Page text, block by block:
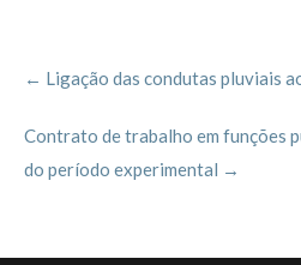
o
k
navigation
← Ligação das condutas pluviais
Contrato de trabalho em funções
do período experimental →